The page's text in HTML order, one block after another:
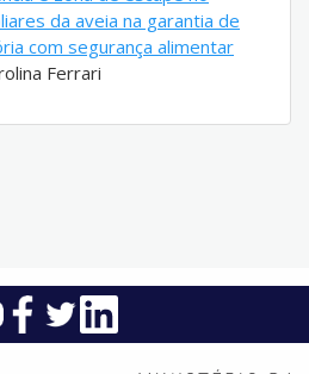
da aveia na garantia de
com segurança alimentar
Ferrari